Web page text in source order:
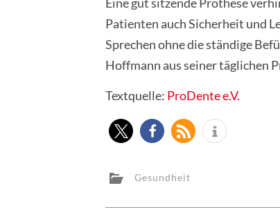
Patienten auch Sicherheit und
Sprechen ohne die ständige
Hoffmann aus seiner täglichen
Textquelle: ProDente e.V.
Gesundheit